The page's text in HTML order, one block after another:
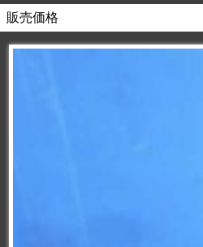
販売価格